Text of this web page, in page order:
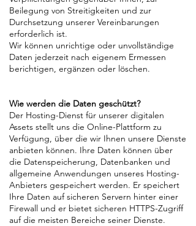
Beilegung von Streitigkeiten und zur
Durchsetzung unserer Vereinbarungen
erforderlich ist.
Wir können unrichtige oder unvollständige
Daten jederzeit nach eigenem Ermessen
berichtigen, ergänzen oder löschen.
Wie werden die Daten geschützt?
Der Hosting-Dienst für unserer digitalen
Assets stellt uns die Online-Plattform zu
Verfügung, über die wir Ihnen unsere Dienste
anbieten können. Ihre Daten können über
die Datenspeicherung, Datenbanken und
allgemeine Anwendungen unseres Hosting-
Anbieters gespeichert werden. Er speichert
Ihre Daten auf sicheren Servern hinter einer
Firewall und er bietet sicheren HTTPS-Zugriff
auf die meisten Bereiche seiner Dienste.